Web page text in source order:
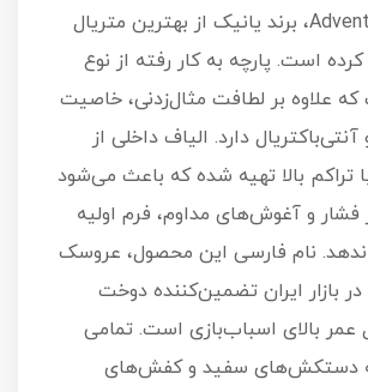
Adventure Plush Doll، برند یانیک از بهترین متریال
است. پارچه به کار رفته از نوع
علاوه بر لطافت مثال‌زدنی، خاصیت
دارد. الیاف داخلی از
تراکم بالا تهیه شده که باعث می‌شود
فشار و آغوش‌های مداوم، فرم اولیه
نام فارسی این محصول، عروسک
بازار ایران تضمین‌کننده دوخت
بالای اسباب‌بازی است. تمامی
دستکش‌های سفید و کفش‌های